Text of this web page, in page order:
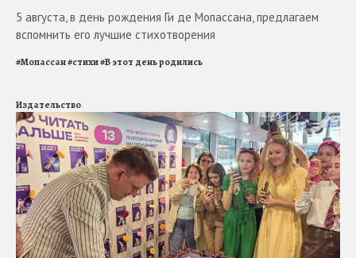
5 августа, в день рождения Ги де Мопассана, предлагаем
вспомнить его лучшие стихотворения
#Мопассан#стихи#В этот день родились
Издательство